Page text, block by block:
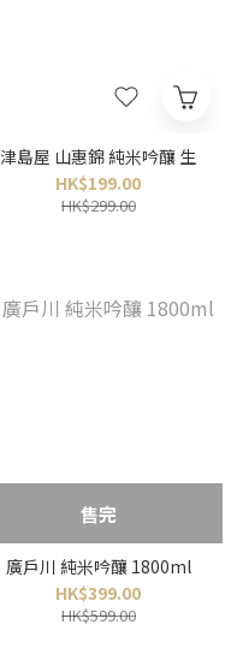
津島屋 山惠錦 純米吟釀 生
HK$199.00
HK$299.00
售完
廣戶川 純米吟釀 1800ml
HK$399.00
HK$599.00